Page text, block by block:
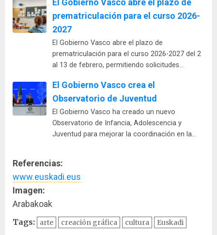
prematriculación para el curso 2026-
2027
El Gobierno Vasco abre el plazo de
prematriculación para el curso 2026-2027 del 2
al 13 de febrero, permitiendo solicitudes…
El Gobierno Vasco crea el
Observatorio de Juventud
El Gobierno Vasco ha creado un nuevo
Observatorio de Infancia, Adolescencia y
Juventud para mejorar la coordinación en la…
Referencias:
www.euskadi.eus
Imagen:
Arabakoak
Tags: arte creación gráfica cultura Euskadi